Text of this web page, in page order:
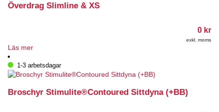
Överdrag Slimline & XS
0 kr
exkl. moms
Läs mer
1-3 arbetsdagar
Broschyr Stimulite®Contoured Sittdyna (+BB)